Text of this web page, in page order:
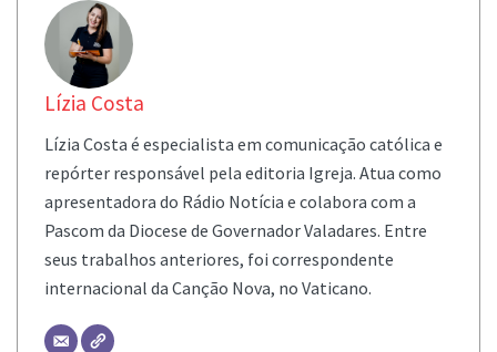
Lízia Costa
Lízia Costa é especialista em comunicação católica e
repórter responsável pela editoria Igreja. Atua como
apresentadora do Rádio Notícia e colabora com a
Pascom da Diocese de Governador Valadares. Entre
seus trabalhos anteriores, foi correspondente
internacional da Canção Nova, no Vaticano.